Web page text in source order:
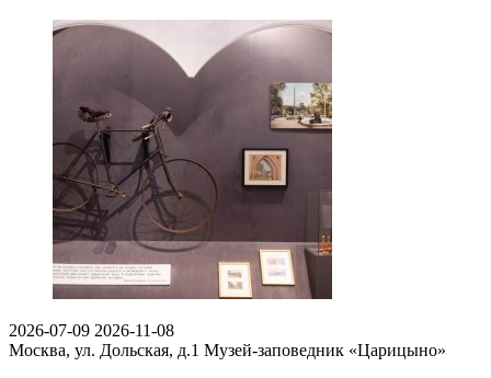
2026-07-09 2026-11-08
Москва, ул. Дольская, д.1 Музей-заповедник «Царицыно»